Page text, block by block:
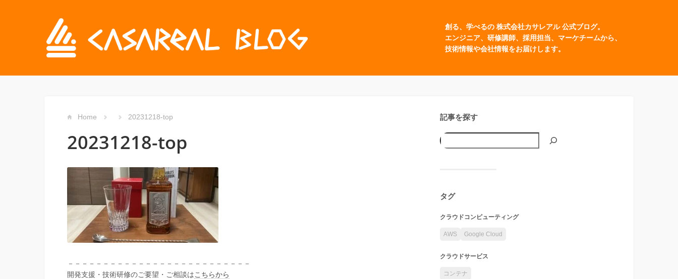
創る、学べるの 株式会社カサレアル 公式ブログ。
エンジニア、研修講師、採用担当、マーケチームから、
技術情報や会社情報をお届けします。
Home 20231218-top
20231218-top
－－－－－－－－－－－－－－－－－－－－－－－－－－
開発支援・技術研修のご要望・ご相談はこちらから
記事を探す
タグ
クラウドコンピューティング
AWS Google Cloud
クラウドサービス
コンテナ